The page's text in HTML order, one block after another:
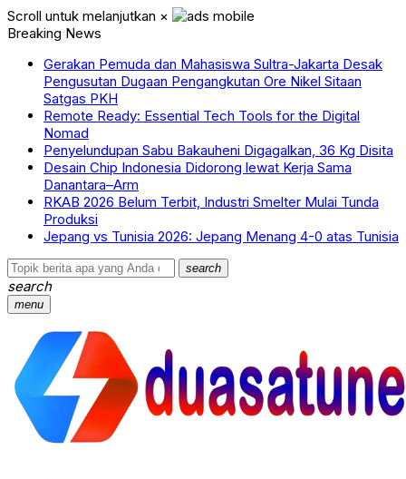
Scroll untuk melanjutkan ×
Breaking News
Gerakan Pemuda dan Mahasiswa Sultra-Jakarta Desak
Pengusutan Dugaan Pengangkutan Ore Nikel Sitaan
Satgas PKH
Remote Ready: Essential Tech Tools for the Digital
Nomad
Penyelundupan Sabu Bakauheni Digagalkan, 36 Kg Disita
Desain Chip Indonesia Didorong lewat Kerja Sama
Danantara–Arm
RKAB 2026 Belum Terbit, Industri Smelter Mulai Tunda
Produksi
Jepang vs Tunisia 2026: Jepang Menang 4-0 atas Tunisia
search
search
menu